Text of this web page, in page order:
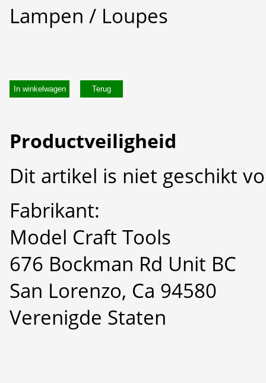
Lampen / Loupes
In winkelwagen
Productveiligheid
Dit artikel is niet geschikt
Fabrikant:
Model Craft Tools
676 Bockman Rd Unit BC
San Lorenzo, Ca 94580
Verenigde Staten